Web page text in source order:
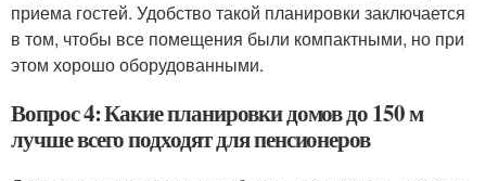
приема гостей. Удобство такой планировки заключается
в том, чтобы все помещения были компактными, но при
этом хорошо оборудованными.
Вопрос 4: Какие планировки домов до 150 м
лучше всего подходят для пенсионеров